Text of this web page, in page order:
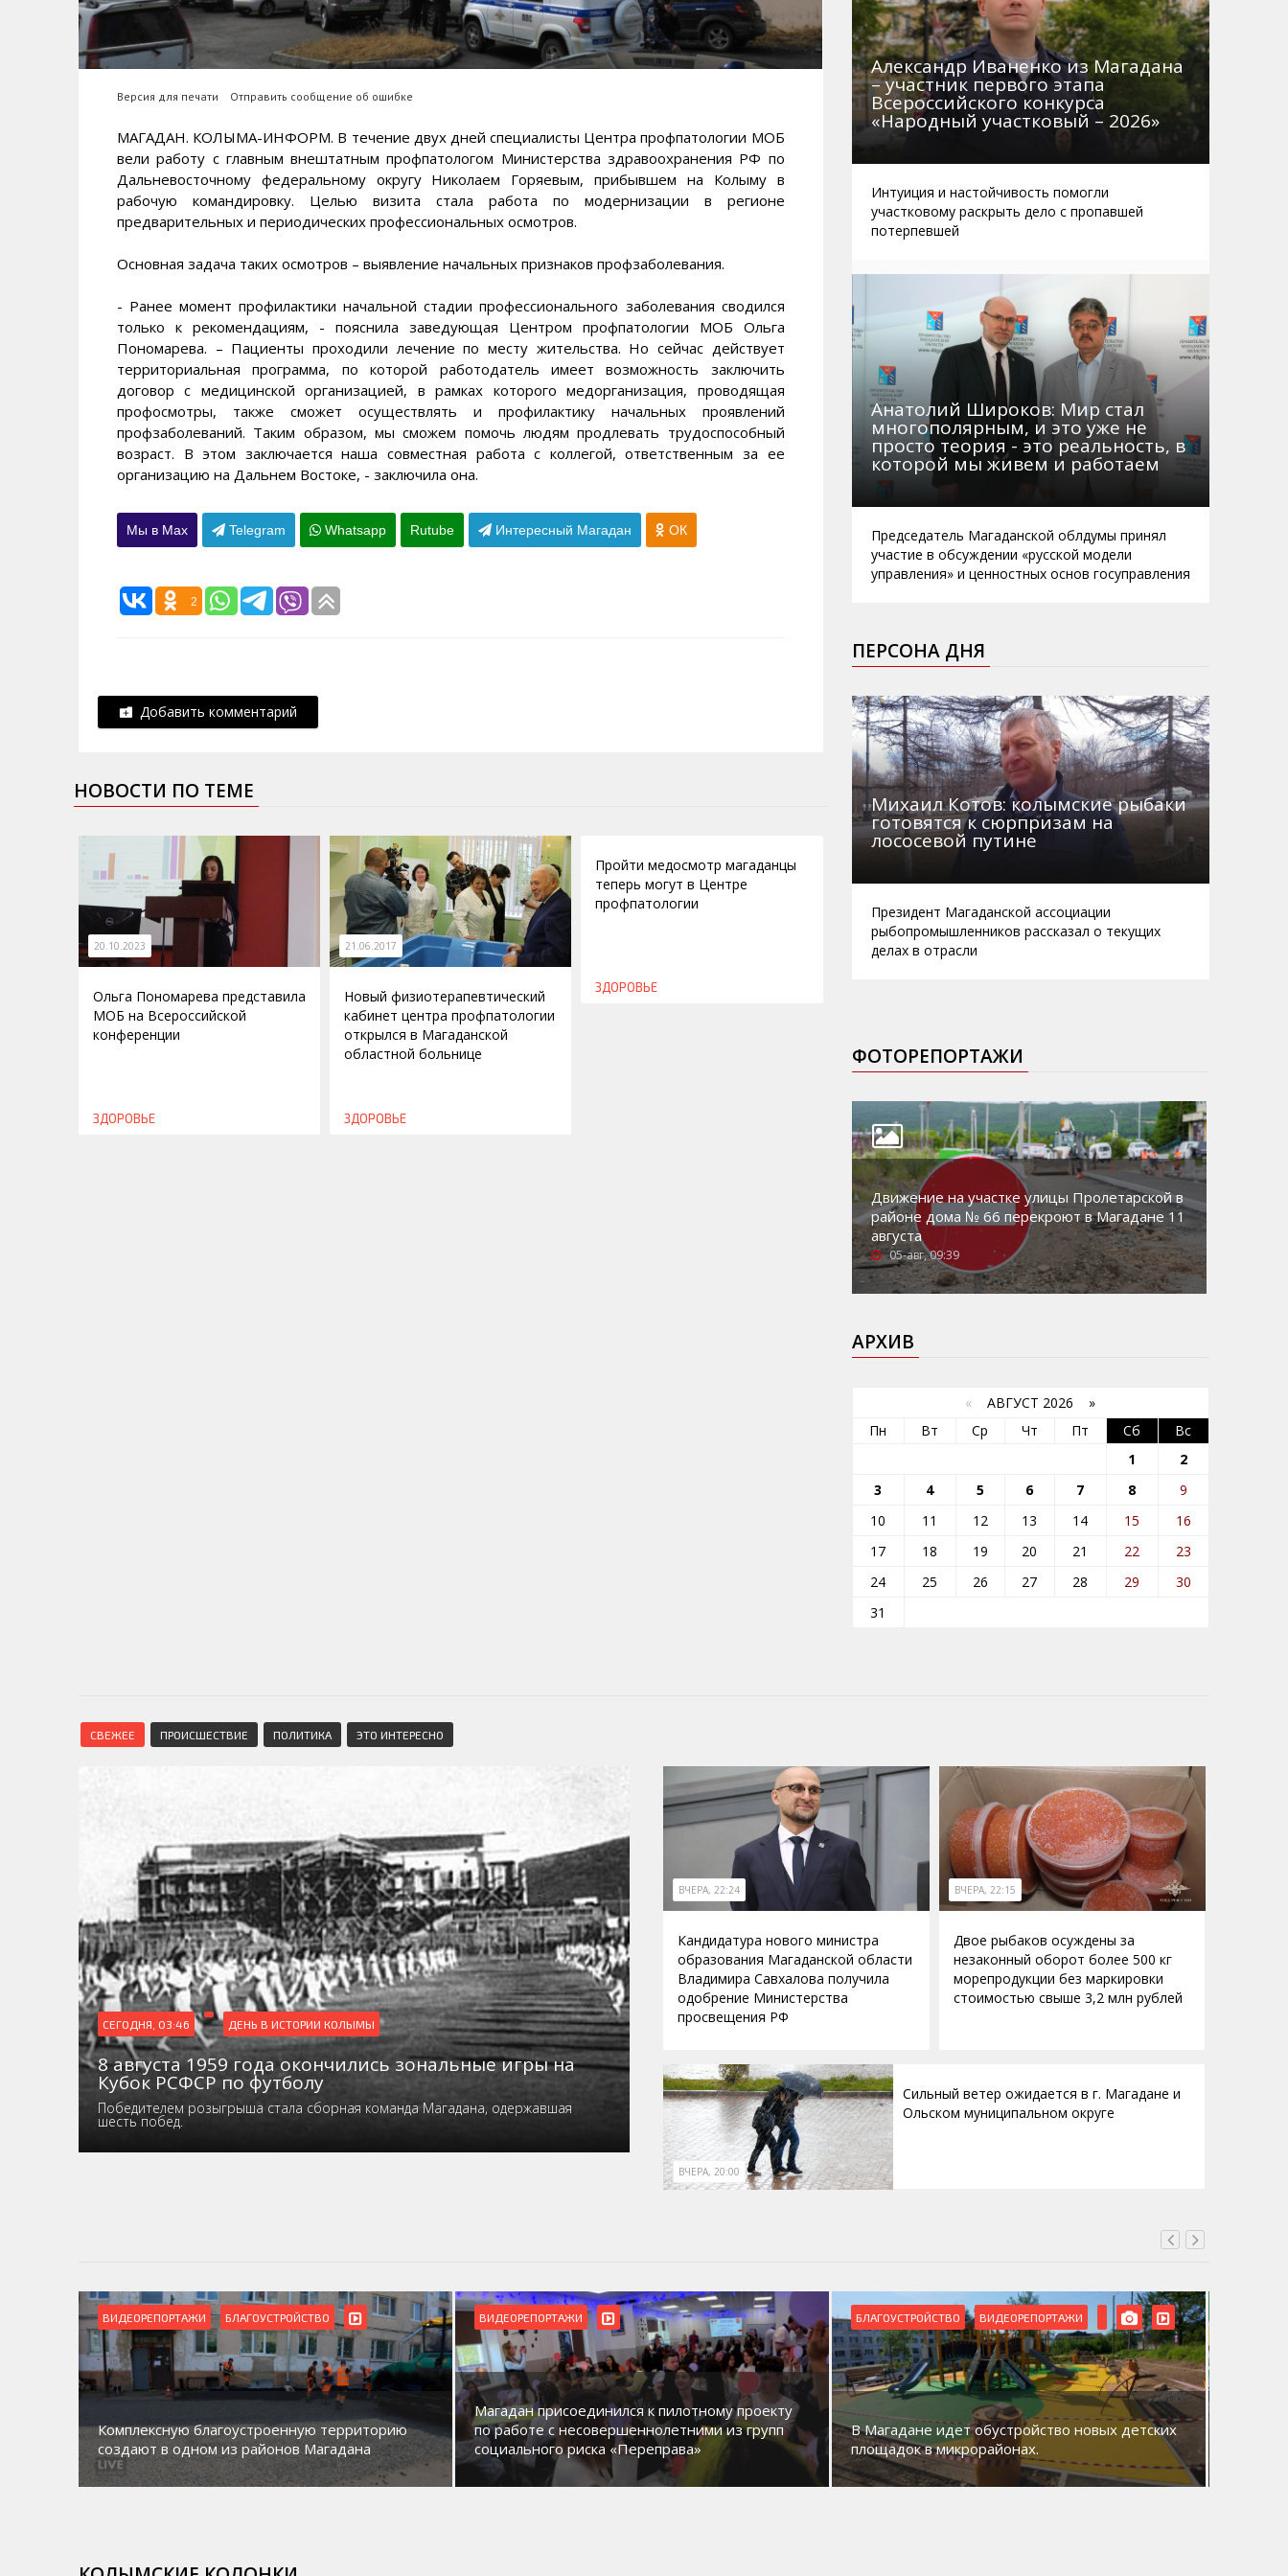
Версия для печати Отправить сообщение об ошибке
МАГАДАН. КОЛЫМА-ИНФОРМ. В течение двух дней специалисты Центра профпатологии МОБ
вели работу с главным внештатным профпатологом Министерства здравоохранения РФ по
Дальневосточному федеральному округу Николаем Горяевым, прибывшем на Колыму в
рабочую командировку. Целью визита стала работа по модернизации в регионе
предварительных и периодических профессиональных осмотров.
Основная задача таких осмотров – выявление начальных признаков профзаболевания.
- Ранее момент профилактики начальной стадии профессионального заболевания сводился
только к рекомендациям, - пояснила заведующая Центром профпатологии МОБ Ольга
Пономарева. – Пациенты проходили лечение по месту жительства. Но сейчас действует
территориальная программа, по которой работодатель имеет возможность заключить
договор с медицинской организацией, в рамках которого медорганизация, проводящая
профосмотры, также сможет осуществлять и профилактику начальных проявлений
профзаболеваний. Таким образом, мы сможем помочь людям продлевать трудоспособный
возраст. В этом заключается наша совместная работа с коллегой, ответственным за ее
организацию на Дальнем Востоке, - заключила она.
Мы в Max Telegram Whatsapp Rutube Интересный Магадан ОК
2
Добавить комментарий
НОВОСТИ ПО ТЕМЕ
20.10.2023
Ольга Пономарева представила
МОБ на Всероссийской
конференции
ЗДОРОВЬЕ
21.06.2017
Новый физиотерапевтический
кабинет центра профпатологии
открылся в Магаданской
областной больнице
ЗДОРОВЬЕ
Пройти медосмотр магаданцы
теперь могут в Центре
профпатологии
ЗДОРОВЬЕ
Александр Иваненко из Магадана
– участник первого этапа
Всероссийского конкурса
«Народный участковый – 2026»
Интуиция и настойчивость помогли
участковому раскрыть дело с пропавшей
потерпевшей
Анатолий Широков: Мир стал
многополярным, и это уже не
просто теория - это реальность, в
которой мы живем и работаем
Председатель Магаданской облдумы принял
участие в обсуждении «русской модели
управления» и ценностных основ госуправления
ПЕРСОНА ДНЯ
Михаил Котов: колымские рыбаки
готовятся к сюрпризам на
лососевой путине
Президент Магаданской ассоциации
рыбопромышленников рассказал о текущих
делах в отрасли
ФОТОРЕПОРТАЖИ
Движение на участке улицы Пролетарской в
районе дома № 66 перекроют в Магадане 11
августа
05-авг, 09:39
АРХИВ
« АВГУСТ 2026 »
Пн
Вт Ср Чт Пт Сб
Вс
1
2
3
4 5 6 7 8
9
10
11 12 13 14 15
16
17
18 19 20 21 22
23
24
25 26 27 28 29
30
31
СВЕЖЕЕ ПРОИСШЕСТВИЕ ПОЛИТИКА ЭТО ИНТЕРЕСНО
СЕГОДНЯ, 03:46 ДЕНЬ В ИСТОРИИ КОЛЫМЫ
8 августа 1959 года окончились зональные игры на
Кубок РСФСР по футболу
Победителем розыгрыша стала сборная команда Магадана, одержавшая
шесть побед.
ВЧЕРА, 22:24
Кандидатура нового министра
образования Магаданской области
Владимира Савхалова получила
одобрение Министерства
просвещения РФ
ВЧЕРА, 22:15
Двое рыбаков осуждены за
незаконный оборот более 500 кг
морепродукции без маркировки
стоимостью свыше 3,2 млн рублей
ВЧЕРА, 20:00
Сильный ветер ожидается в г. Магадане и
Ольском муниципальном округе
ВИДЕОРЕПОРТАЖИ БЛАГОУСТРОЙСТВО
Комплексную благоустроенную территорию
создают в одном из районов Магадана
ВИДЕОРЕПОРТАЖИ
Магадан присоединился к пилотному проекту
по работе с несовершеннолетними из групп
социального риска «Переправа»
БЛАГОУСТРОЙСТВО ВИДЕОРЕПОРТАЖИ
В Магадане идет обустройство новых детских
площадок в микрорайонах.